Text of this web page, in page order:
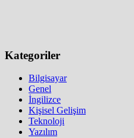
Kategoriler
Bilgisayar
Genel
İngilizce
Kişisel Gelişim
Teknoloji
Yazılım